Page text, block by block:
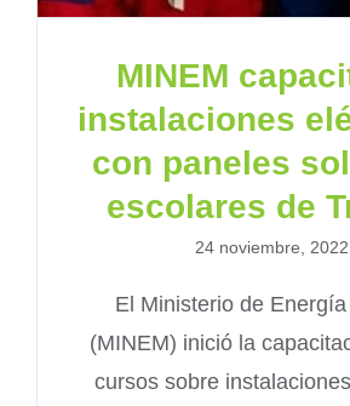
MINEM
instalaciones
con paneles
escolares de
24 noviembre, 2022
El Ministerio de
(MINEM) inició la
cursos sobre